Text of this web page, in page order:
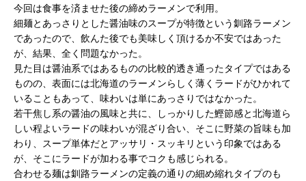
今回は食事を済ませた後の締めラーメンで利用。
細麺とあっさりとした醤油味のスープが特徴という釧路ラーメン
であったので、飲んた後でも美味しく頂けるか不安ではあった
が、結果、全く問題なかった。
見た目は醤油系ではあるものの比較的透き通ったタイプではある
ものの、表面には北海道のラーメンらしく薄くラードがひかれて
いることもあって、味わいは単にあっさりではなかった。
若干焦し系の醤油の風味と共に、しっかりした鰹節感と北海道ら
しい程よいラードの味わいが混ざり合い、そこに野菜の旨味も加
わり、スープ単体だとアッサリ・スッキリという印象ではある
が、そこにラードが加わる事でコクも感じられる。
合わせる麺は釧路ラーメンの定義の通りの細め縮れタイプのも